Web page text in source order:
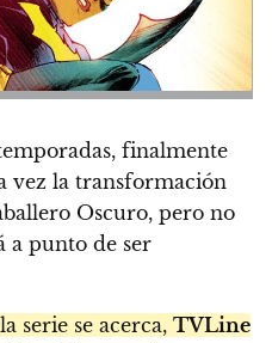
finalmente
vez la transformación
Oscuro, pero no
a punto de ser
serie se acerca, TVLine